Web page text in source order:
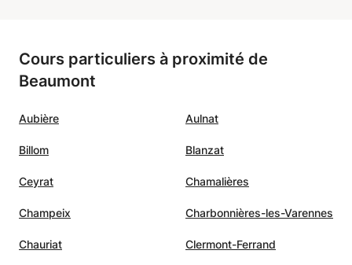
Cours particuliers à proximité de
Beaumont
Aubière Aulnat
Billom Blanzat
Ceyrat Chamalières
Champeix Charbonnières-les-Varennes
Chauriat Clermont-Ferrand